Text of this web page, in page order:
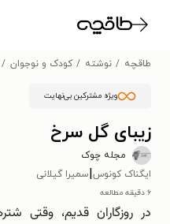
طاقچه نوشته کودک و نوجوان
ویژه مشترکین بی‌نهایت
زیبای گل سرخ
مجله چوک
ایگناک کونوس سمیرا گیلانی
۶ دقیقه مطالعه
در روزگاران قدیم، وقتی